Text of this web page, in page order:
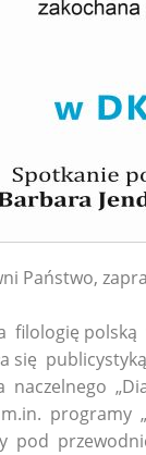
Państwo,
filologię
się
naczelnego
programy
pod